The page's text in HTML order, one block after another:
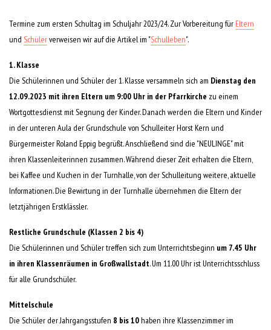
Termine zum ersten Schultag im Schuljahr 2023/24. Zur Vorbereitung für Eltern
und Schülerverweisen wir auf die Artikel im "Schulleben".
1. Klasse
Die Schülerinnen und Schüler der 1. Klasse versammeln sich am Dienstag den
12.09.2023 mit ihren Eltern um 9:00 Uhr in der Pfarrkirche zu einem
Wortgottesdienst mit Segnung der Kinder. Danach werden die Eltern und Kinder
in der unteren Aula der Grundschule von Schulleiter Horst Kern und
Bürgermeister Roland Eppig begrüßt. Anschließend sind die "NEULINGE" mit
ihren Klassenleiterinnen zusammen. Während dieser Zeit erhalten die Eltern,
bei Kaffee und Kuchen in der Turnhalle, von der Schulleitung weitere, aktuelle
Informationen. Die Bewirtung in der Turnhalle übernehmen die Eltern der
letztjährigen Erstklässler.
Restliche Grundschule (Klassen 2 bis 4)
Die Schülerinnen und Schüler treffen sich zum Unterrichtsbeginn um 7.45 Uhr
in ihren Klassenräumen in Großwallstadt. Um 11.00 Uhr ist Unterrichtsschluss
für alle Grundschüler.
Mittelschule
Die Schüler der Jahrgangsstufen 8 bis 10haben ihre Klassenzimmer im